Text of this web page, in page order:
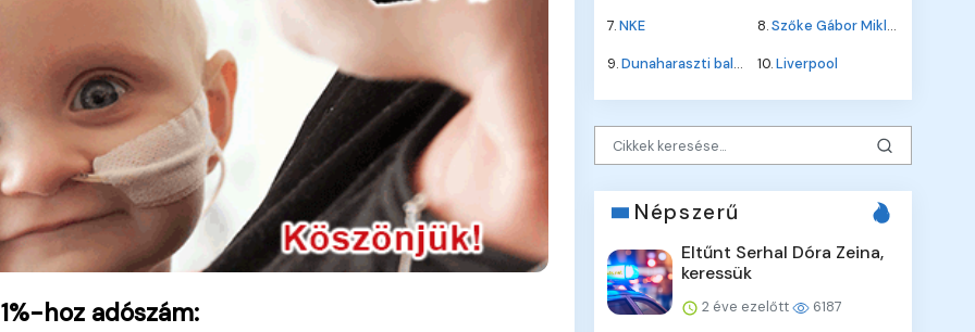
hoz adószám:
7.NKE 8.Szőke Gábor Miklós
9.Dunaharaszti baleset 10.Liverpool
Népszerű
Eltűnt Serhal Dóra Zeina,
keressük
2 éve ezelőtt 6187